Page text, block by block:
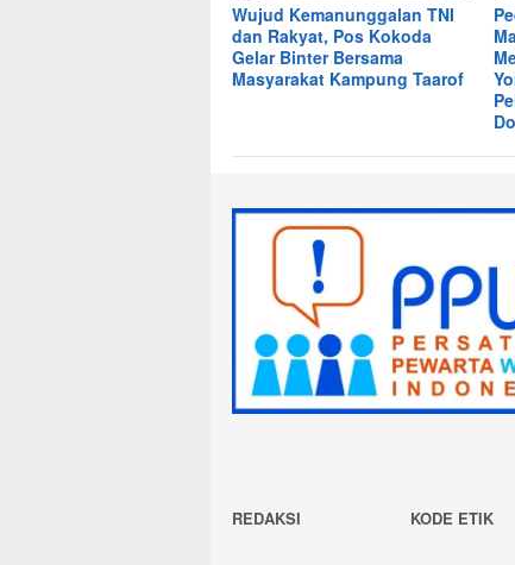
Wujud Kemanunggalan TNI
dan Rakyat, Pos Kokoda
Gelar Binter Bersama
Masyarakat Kampung Taarof
REDAKSI KODE ETIK